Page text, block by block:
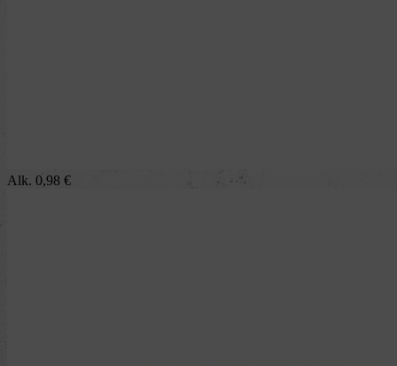
Alk. 0,98 €